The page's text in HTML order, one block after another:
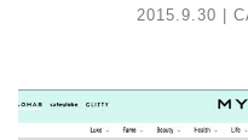
2015.9.30 |